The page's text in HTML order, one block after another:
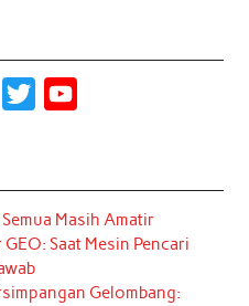
t
t
r
T
u
e
Masih Amatir
GEO: Saat Mesin Pencari
Gelombang: